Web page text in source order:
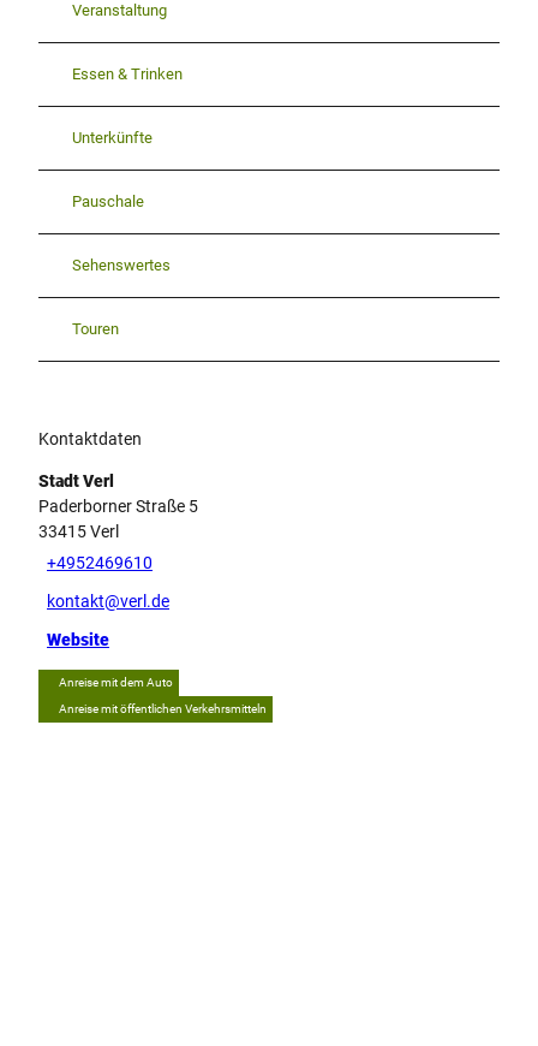
Veranstaltung
Essen & Trinken
Unterkünfte
Pauschale
Sehenswertes
Touren
Kontaktdaten
Stadt Verl
Paderborner Straße 5
33415Verl
+4952469610
kontakt@verl.de
Website
Anreise mit dem Auto
Anreise mit öffentlichen Verkehrsmitteln